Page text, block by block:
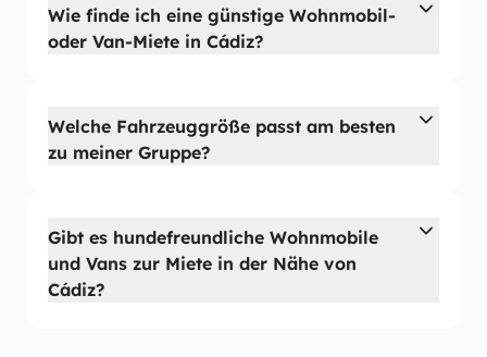
Wie finde ich eine günstige Wohnmobil-
oder Van-Miete in Cádiz?
Welche Fahrzeuggröße passt am besten
zu meiner Gruppe?
Gibt es hundefreundliche Wohnmobile
und Vans zur Miete in der Nähe von
Cádiz?